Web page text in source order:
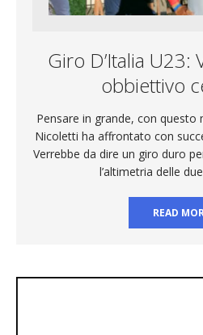
Giro D’Italia U23:
obbiettivo
Pensare in grande, con
Nicoletti ha affrontato con
Verrebbe da dire un giro duro
l’altimetria delle
READ